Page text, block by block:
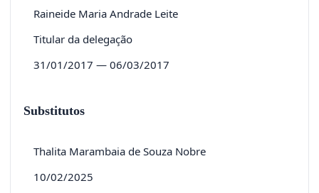
Raineide Maria Andrade Leite
Titular da delegação
31/01/2017 — 06/03/2017
Substitutos
Thalita Marambaia de Souza Nobre
10/02/2025